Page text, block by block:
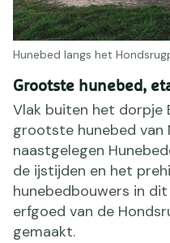
Grootste hunebed,
Vlak buiten het dorpje
grootste hunebed van
naastgelegen
de ijstijden en het
hunebedbouwers in
erfgoed van de
gemaakt.
Hunebed langs het